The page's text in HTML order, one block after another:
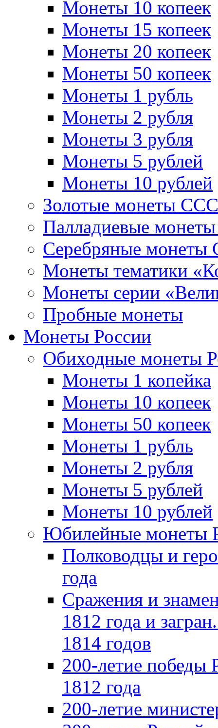
Монеты 10 копеек
Монеты 15 копеек
Монеты 20 копеек
Монеты 50 копеек
Монеты 1 рубль
Монеты 2 рубля
Монеты 3 рубля
Монеты 5 рублей
Монеты 10 рублей
Золотые монеты
Палладиевые
Серебряные монеты
Монеты тематики
Монеты серии
Пробные монеты
Монеты России
Обиходные монеты
Монеты 1 копейка
Монеты 10 копеек
Монеты 50 копеек
Монеты 1 рубль
Монеты 2 рубля
Монеты 5 рублей
Монеты 10 рублей
Юбилейные монеты
Полководцы и
года
Сражения и
1812 года и
1814 годов
200-летие победы
1812 года
200-летие